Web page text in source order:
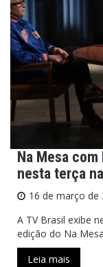
Na Mesa
nesta terça
16 de março de
A TV Brasil exibe
edição do Na Mesa
Leia mais